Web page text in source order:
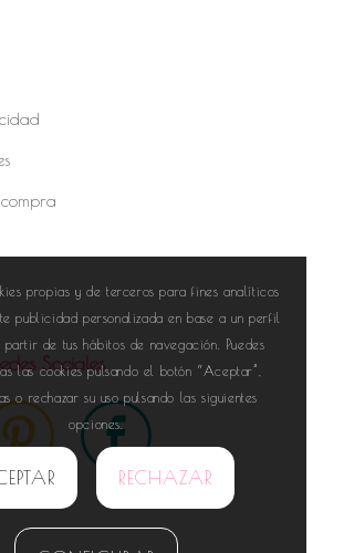
Sociales
propias y de terceros para fines analíticos
publicidad personalizada en base a un perfil
de tus hábitos de navegación. Puedes
las cookies pulsando el botón “Aceptar”,
o rechazar su uso pulsando las siguientes
opciones.
RECHAZAR